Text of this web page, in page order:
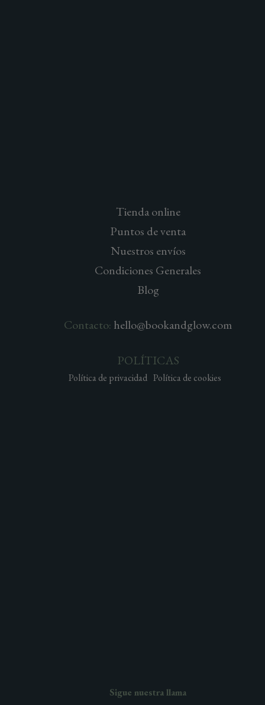
Tienda online
Puntos de venta
Nuestros envíos
Condiciones Generales
Blog
Contacto: hello@bookandglow.com
POLÍTICAS
Política de privacidad Política de cookies
Sigue nuestra llama